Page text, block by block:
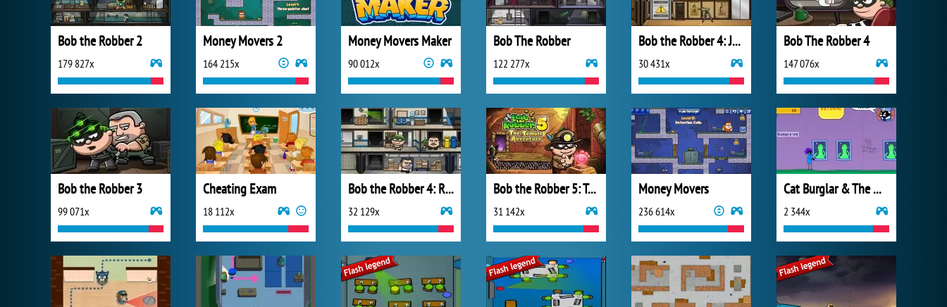
Bob the Robber 2
179 827x
Money Movers 2
164 215x
Money Movers Maker
90 012x
Bob The Robber
122 277x
Bob the Robber 4: Japan
30 431x
Bob The Robber 4
147 076x
Bob the Robber 3
99 071x
Cheating Exam
18 112x
Bob the Robber 4: Russia
32 129x
Bob the Robber 5: Temple Adventure
31 142x
Money Movers
236 614x
Cat Burglar & The Magic Museum
2 344x